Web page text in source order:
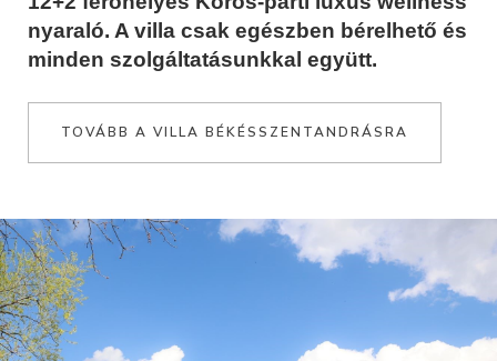
nyaraló. A villa csak egészben bérelhető és
minden szolgáltatásunkkal együtt.
TOVÁBB A VILLA BÉKÉSSZENTANDRÁSRA